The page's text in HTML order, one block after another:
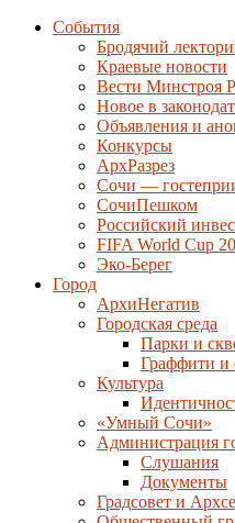
События
Бродячий
Краевые новости
Вести Минстроя
Новое в
Объявления и
Конкурсы
АрхРазрез
Сочи —
СочиПешком
Российский
FIFA World Cup
Эко-Берег
Город
АрхиНегатив
Городская среда
Парки и
Граффити и
Культура
«Умный Сочи»
Администрация
Слушания
Документы
Градсовет и